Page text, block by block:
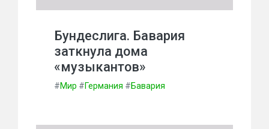
Бундеслига. Бавария
заткнула дома
«музыкантов»
#Мир #Германия #Бавария